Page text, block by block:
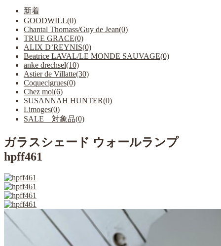
新着
GOODWILL(0)
Chantal Thomass/Guy de Jean(0)
TRUE GRACE(0)
ALIX D’REYNIS(0)
Beatrice LAVAL/LE MONDE SAUVAGE(0)
anke drechsel(10)
Astier de Villatte(30)
Coquecigrues(0)
Chez moi(6)
SUSANNAH HUNTER(0)
Limoges(0)
SALE 対象品(0)
ガラスシェード ウォールランプ
hpff461